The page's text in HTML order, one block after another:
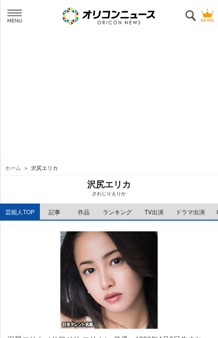
ホーム 沢尻エリカ
沢尻エリカ
さわじりえりか
芸能人TOP 記事 作品 ランキング TV出演 ドラマ出演